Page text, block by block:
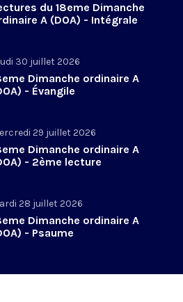
du 18eme Dimanche
A (DOA) - Intégrale
30 juillet 2026
Dimanche ordinaire A
- Évangile
29 juillet 2026
Dimanche ordinaire A
- 2ème lecture
28 juillet 2026
Dimanche ordinaire A
- Psaume